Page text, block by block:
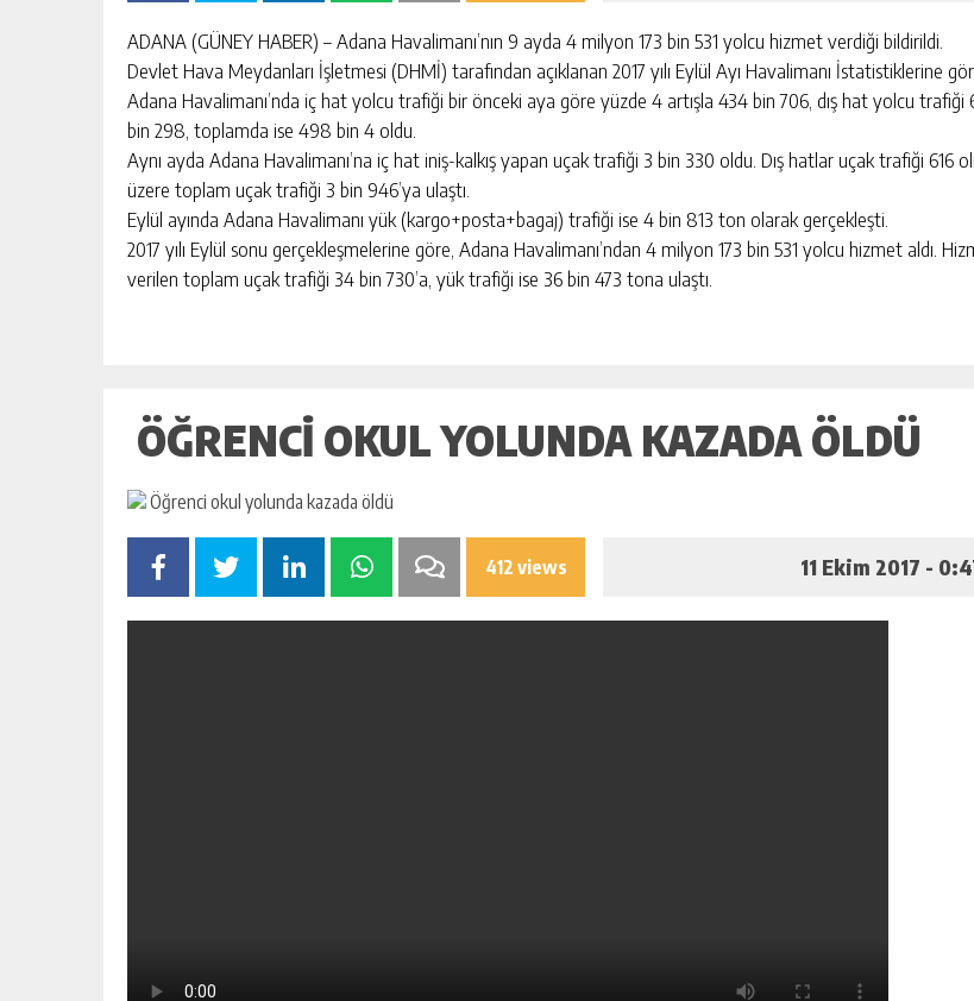
ADANA (GÜNEY HABER) – Adana Havalimanı’nın 9 ayda 4 milyon 173 bin 531 yolcu hizmet verdiği bildirildi.
Devlet Hava Meydanları İşletmesi (DHMİ) tarafından açıklanan 2017 yılı Eylül Ayı Havalimanı İstatistiklerine
Adana Havalimanı’nda iç hat yolcu trafiği bir önceki aya göre yüzde 4 artışla 434 bin 706, dış hat yolcu trafiği
bin 298, toplamda ise 498 bin 4 oldu.
Aynı ayda Adana Havalimanı’na iç hat iniş-kalkış yapan uçak trafiği 3 bin 330 oldu. Dış hatlar uçak trafiği 616
üzere toplam uçak trafiği 3 bin 946’ya ulaştı.
Eylül ayında Adana Havalimanı yük (kargo+posta+bagaj) trafiği ise 4 bin 813 ton olarak gerçekleşti.
2017 yılı Eylül sonu gerçekleşmelerine göre, Adana Havalimanı’ndan 4 milyon 173 bin 531 yolcu hizmet aldı.
verilen toplam uçak trafiği 34 bin 730’a, yük trafiği ise 36 bin 473 tona ulaştı.
ÖĞRENCI OKUL YOLUNDA KAZADA ÖLDÜ
412 views 11 Ekim 2017 -
BAHÇE’DE 2 KATLI BİNA MAHKEMEDEN
SATILIK
DU GAME DE CASINO TACTIQUE